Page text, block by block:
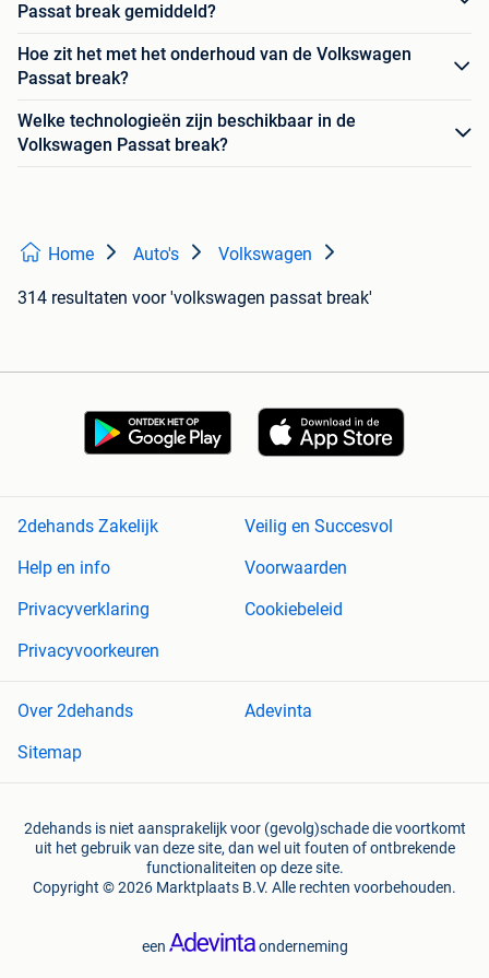
Passat break gemiddeld?
Hoe zit het met het onderhoud van de Volkswagen
Passat break?
Welke technologieën zijn beschikbaar in de
Volkswagen Passat break?
Home Auto's Volkswagen
314 resultaten voor 'volkswagen passat break'
2dehands Zakelijk
Veilig en Succesvol
Help en info
Voorwaarden
Privacyverklaring
Cookiebeleid
Privacyvoorkeuren
Over 2dehands
Adevinta
Sitemap
2dehands is niet aansprakelijk voor (gevolg)schade die voortkomt
uit het gebruik van deze site, dan wel uit fouten of ontbrekende
functionaliteiten op deze site.
Copyright © 2026 Marktplaats B.V. Alle rechten voorbehouden.
een onderneming